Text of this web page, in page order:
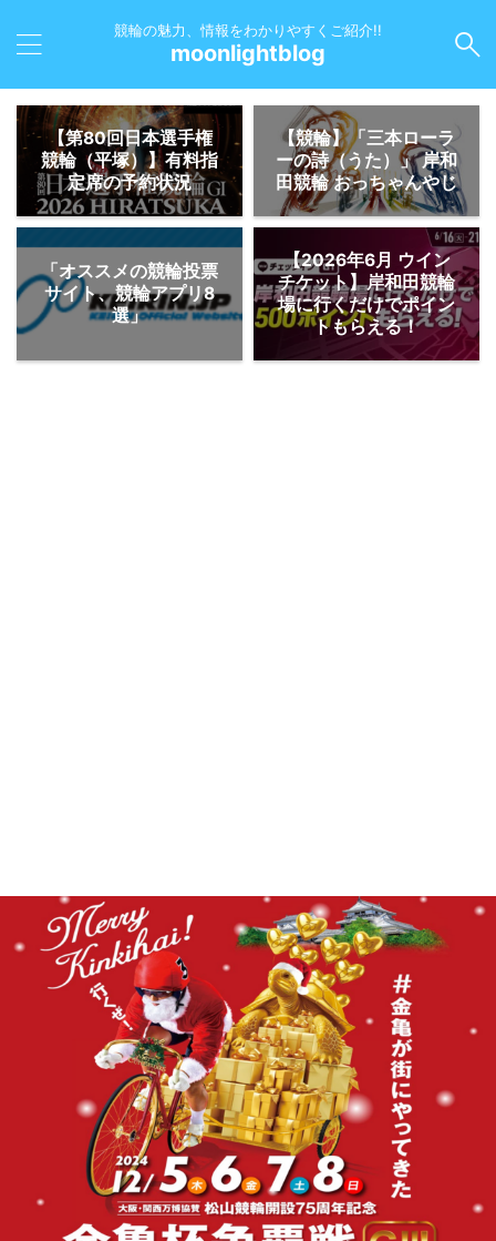
競輪の魅力、情報をわかりやすくご紹介!!
moonlightblog
【第80回日本選手権
競輪（平塚）】有料指
定席の予約状況
【競輪】「三本ローラ
ーの詩（うた）」 岸和
田競輪 おっちゃんやじ
「オススメの競輪投票
サイト、競輪アプリ8
選」
【2026年6月 ウイン
チケット】岸和田競輪
場に行くだけでポイン
トもらえる！